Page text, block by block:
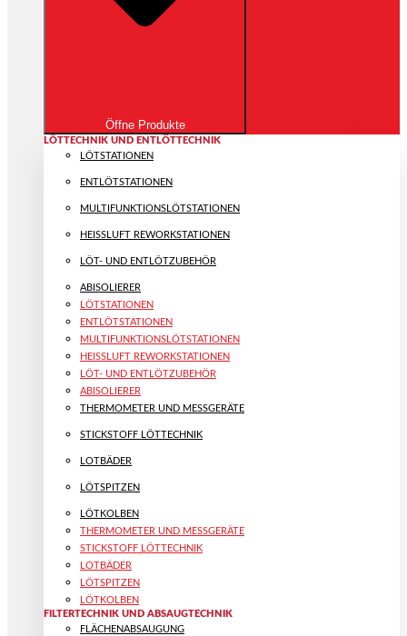
Öffne Produkte
LÖTTECHNIK UND ENTLÖTTECHNIK
LÖTSTATIONEN
ENTLÖTSTATIONEN
MULTIFUNKTIONS­LÖTSTATIONEN
HEISSLUFT REWORKSTATIONEN
LÖT- UND ENTLÖTZUBEHÖR
ABISOLIERER
LÖTSTATIONEN
ENTLÖTSTATIONEN
MULTIFUNKTIONS­LÖTSTATIONEN
HEISSLUFT REWORKSTATIONEN
LÖT- UND ENTLÖTZUBEHÖR
ABISOLIERER
THERMOMETER UND MESSGERÄTE
STICKSTOFF LÖTTECHNIK
LOTBÄDER
LÖTSPITZEN
LÖTKOLBEN
THERMOMETER UND MESSGERÄTE
STICKSTOFF LÖTTECHNIK
LOTBÄDER
LÖTSPITZEN
LÖTKOLBEN
FILTERTECHNIK UND ABSAUGTECHNIK
FLÄCHENABSAUGUNG